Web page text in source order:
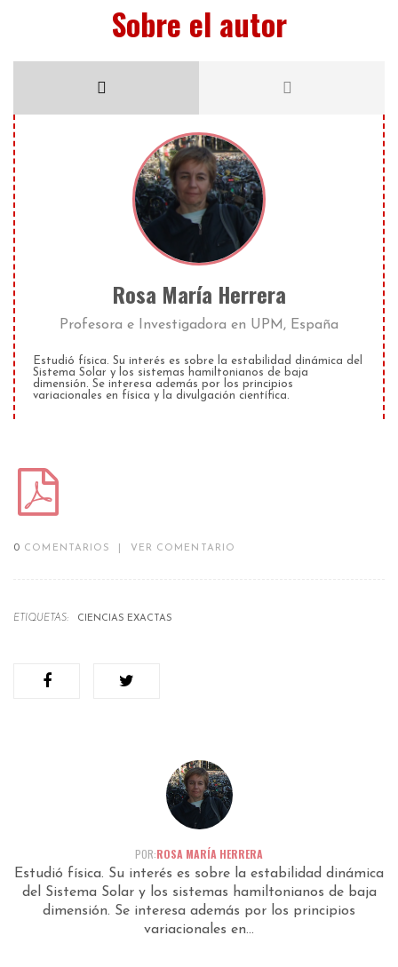
Sobre el autor
Rosa María Herrera
Profesora e Investigadora en UPM, España
Estudió física. Su interés es sobre la estabilidad dinámica del
Sistema Solar y los sistemas hamiltonianos de baja
dimensión. Se interesa además por los principios
variacionales en física y la divulgación científica.
0 COMENTARIOS VER COMENTARIO
ETIQUETAS: CIENCIAS EXACTAS
POR:ROSA MARÍA HERRERA
Estudió física. Su interés es sobre la estabilidad dinámica
del Sistema Solar y los sistemas hamiltonianos de baja
dimensión. Se interesa además por los principios
variacionales en...